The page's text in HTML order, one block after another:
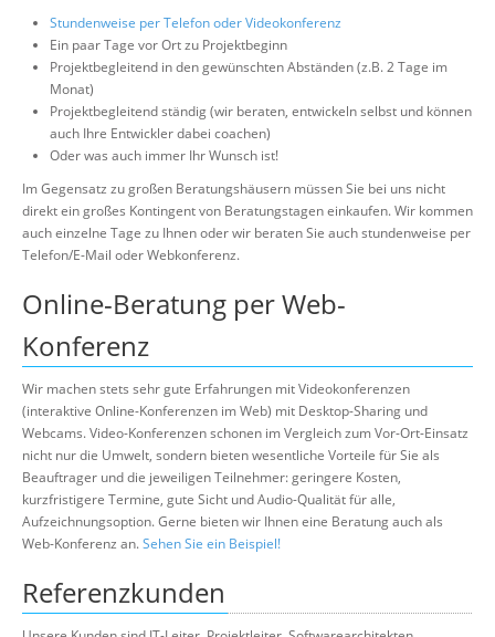
Stundenweise per Telefon oder Videokonferenz
Ein paar Tage vor Ort zu Projektbeginn
Projektbegleitend in den gewünschten Abständen (z.B. 2 Tage im
Monat)
Projektbegleitend ständig (wir beraten, entwickeln selbst und können
auch Ihre Entwickler dabei coachen)
Oder was auch immer Ihr Wunsch ist!
Im Gegensatz zu großen Beratungshäusern müssen Sie bei uns nicht
direkt ein großes Kontingent von Beratungstagen einkaufen. Wir kommen
auch einzelne Tage zu Ihnen oder wir beraten Sie auch stundenweise per
Telefon/E-Mail oder Webkonferenz.
Online-Beratung per Web-
Konferenz
Wir machen stets sehr gute Erfahrungen mit Videokonferenzen
(interaktive Online-Konferenzen im Web) mit Desktop-Sharing und
Webcams. Video-Konferenzen schonen im Vergleich zum Vor-Ort-Einsatz
nicht nur die Umwelt, sondern bieten wesentliche Vorteile für Sie als
Beauftrager und die jeweiligen Teilnehmer: geringere Kosten,
kurzfristigere Termine, gute Sicht und Audio-Qualität für alle,
Aufzeichnungsoption. Gerne bieten wir Ihnen eine Beratung auch als
Web-Konferenz an.Sehen Sie ein Beispiel!
Referenzkunden